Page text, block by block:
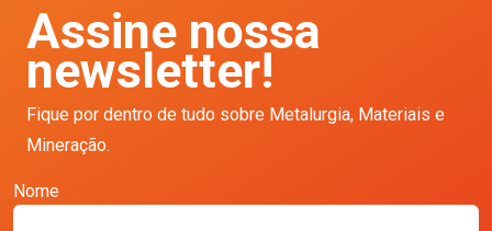
Assine nossa
newsletter!
Fique por dentro de tudo sobre Metalurgia, Materiais e
Mineração.
Nome